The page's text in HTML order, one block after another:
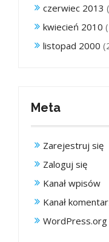
czerwiec 2013
kwiecień 2010
listopad 2000
Meta
Zarejestruj się
Zaloguj się
Kanał wpisów
Kanał
WordPress.org